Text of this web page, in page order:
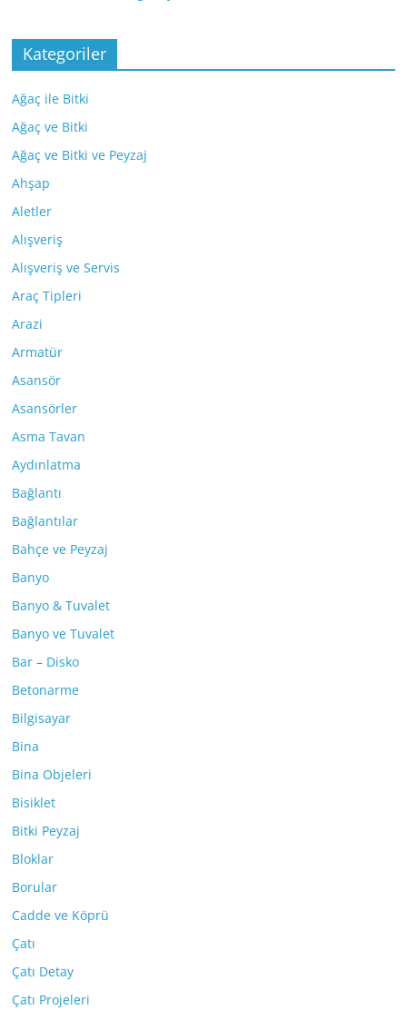
Kategoriler
Ağaç ile Bitki
Ağaç ve Bitki
Ağaç ve Bitki ve Peyzaj
Ahşap
Aletler
Alışveriş
Alışveriş ve Servis
Araç Tipleri
Arazi
Armatür
Asansör
Asansörler
Asma Tavan
Aydınlatma
Bağlantı
Bağlantılar
Bahçe ve Peyzaj
Banyo
Banyo & Tuvalet
Banyo ve Tuvalet
Bar – Disko
Betonarme
Bilgisayar
Bina
Bina Objeleri
Bisiklet
Bitki Peyzaj
Bloklar
Borular
Cadde ve Köprü
Çatı
Çatı Detay
Çatı Projeleri